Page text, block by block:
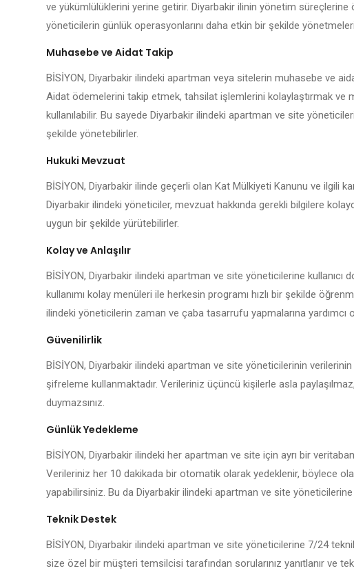
ve yükümlülüklerini yerine getirir. Diyarbakir ilinin yönetim
yöneticilerin günlük operasyonlarını daha etkin bir şekilde
Muhasebe ve Aidat Takip
BİSİYON, Diyarbakir ilindeki apartman veya sitelerin muhasebe ve
Aidat ödemelerini takip etmek, tahsilat işlemlerini kolaylaştırmak ve
kullanılabilir. Bu sayede Diyarbakir ilindeki apartman ve site
şekilde yönetebilirler.
Hukuki Mevzuat
BİSİYON, Diyarbakir ilinde geçerli olan Kat Mülkiyeti Kanunu ve ilgili
Diyarbakir ilindeki yöneticiler, mevzuat hakkında gerekli bilgilere
uygun bir şekilde yürütebilirler.
Kolay ve Anlaşılır
BİSİYON, Diyarbakir ilindeki apartman ve site yöneticilerine kullanıcı
kullanımı kolay menüleri ile herkesin programı hızlı bir şekilde
ilindeki yöneticilerin zaman ve çaba tasarrufu yapmalarına yardımcı
Güvenilirlik
BİSİYON, Diyarbakir ilindeki apartman ve site yöneticilerinin
şifreleme kullanmaktadır. Verileriniz üçüncü kişilerle asla
duymazsınız.
Günlük Yedekleme
BİSİYON, Diyarbakir ilindeki her apartman ve site için ayrı bir
Verileriniz her 10 dakikada bir otomatik olarak yedeklenir, böylece
yapabilirsiniz. Bu da Diyarbakir ilindeki apartman ve site yöneticilerine
Teknik Destek
BİSİYON, Diyarbakir ilindeki apartman ve site yöneticilerine 7/24
size özel bir müşteri temsilcisi tarafından sorularınız yanıtlanır ve